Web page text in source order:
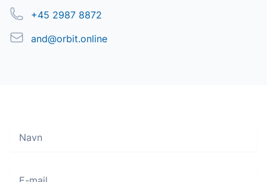
Telefon+45 2987 8872
Emailand@orbit.online